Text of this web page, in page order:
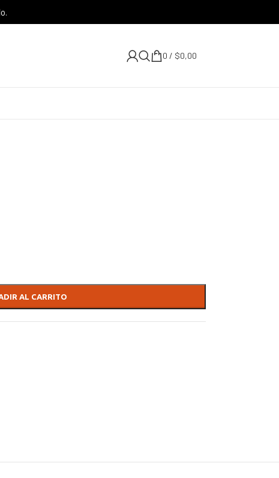
0 / $0,00
AL CARRITO